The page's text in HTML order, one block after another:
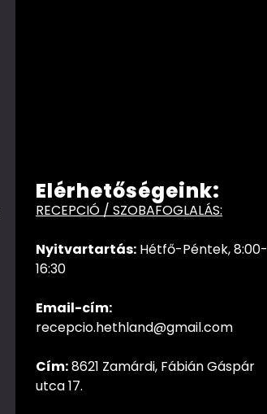
Elérhetőségeink:
RECEPCIÓ / SZOBAFOGLALÁS:
Nyitvartartás: Hétfő-Péntek, 8:00-
16:30
Email-cím:
recepcio.hethland@gmail.com
Cím:8621 Zamárdi, Fábián Gáspár
utca 17.